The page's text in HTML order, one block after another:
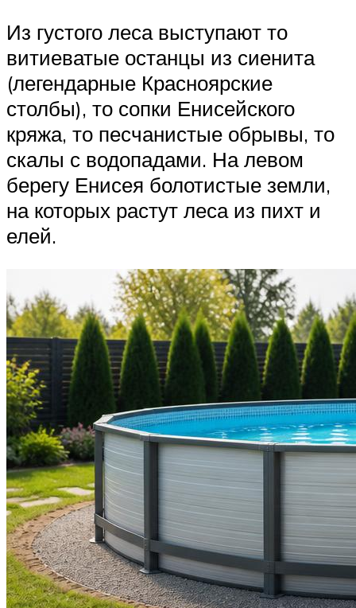
Из густого леса выступают то
витиеватые останцы из сиенита
(легендарные Красноярские
столбы), то сопки Енисейского
кряжа, то песчанистые обрывы, то
скалы с водопадами. На левом
берегу Енисея болотистые земли,
на которых растут леса из пихт и
елей.